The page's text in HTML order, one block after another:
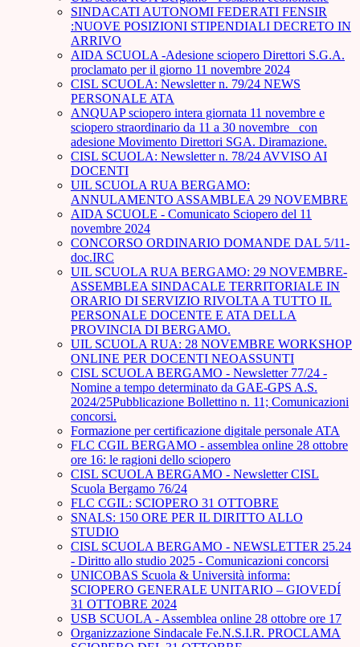
SINDACATI AUTONOMI FEDERATI FENSIR
:NUOVE POSIZIONI STIPENDIALI DECRETO IN
ARRIVO
AIDA SCUOLA -Adesione sciopero Direttori S.G.A.
proclamato per il giorno 11 novembre 2024
CISL SCUOLA: Newsletter n. 79/24 NEWS
PERSONALE ATA
ANQUAP sciopero intera giornata 11 novembre e
sciopero straordinario da 11 a 30 novembre_ con
adesione Movimento Direttori SGA. Diramazione.
CISL SCUOLA: Newsletter n. 78/24 AVVISO AI
DOCENTI
UIL SCUOLA RUA BERGAMO:
ANNULAMENTO ASSAMBLEA 29 NOVEMBRE
AIDA SCUOLE - Comunicato Sciopero del 11
novembre 2024
CONCORSO ORDINARIO DOMANDE DAL 5/11-
doc.IRC
UIL SCUOLA RUA BERGAMO: 29 NOVEMBRE-
ASSEMBLEA SINDACALE TERRITORIALE IN
ORARIO DI SERVIZIO RIVOLTA A TUTTO IL
PERSONALE DOCENTE E ATA DELLA
PROVINCIA DI BERGAMO.
UIL SCUOLA RUA: 28 NOVEMBRE WORKSHOP
ONLINE PER DOCENTI NEOASSUNTI
CISL SCUOLA BERGAMO - Newsletter 77/24 -
Nomine a tempo determinato da GAE-GPS A.S.
2024/25Pubblicazione Bollettino n. 11; Comunicazioni
concorsi.
Formazione per certificazione digitale personale ATA
FLC CGIL BERGAMO - assemblea online 28 ottobre
ore 16: le ragioni dello sciopero
CISL SCUOLA BERGAMO - Newsletter CISL
Scuola Bergamo 76/24
FLC CGIL: SCIOPERO 31 OTTOBRE
SNALS: 150 ORE PER IL DIRITTO ALLO
STUDIO
CISL SCUOLA BERGAMO - NEWSLETTER 25.24
- Diritto allo studio 2025 - Comunicazioni concorsi
UNICOBAS Scuola & Università informa:
SCIOPERO GENERALE UNITARIO – GIOVEDÍ
31 OTTOBRE 2024
USB SCUOLA - Assemblea online 28 ottobre ore 17
Organizzazione Sindacale Fe.N.S.I.R. PROCLAMA